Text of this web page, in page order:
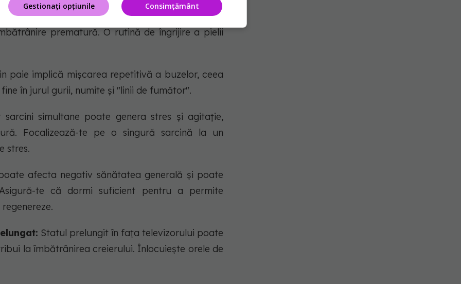
curățării și hidratării pielii poate duce la
prematură. O rutină de îngrijire a pielii
paie implică mișcarea repetitivă a buzelor, ceea
în jurul gurii, numite și "linii de fumător".
sarcini simultane poate genera stres și agitație,
Focalizează-te pe o singură sarcină la un
stres.
afecta negativ sănătatea generală și poate
te că dormi suficient pentru a permite
Statul prelungit în fața televizorului poate
la îmbătrânirea creierului. Înlocuiește orele de
Consimțământ
Gestionați opțiunile